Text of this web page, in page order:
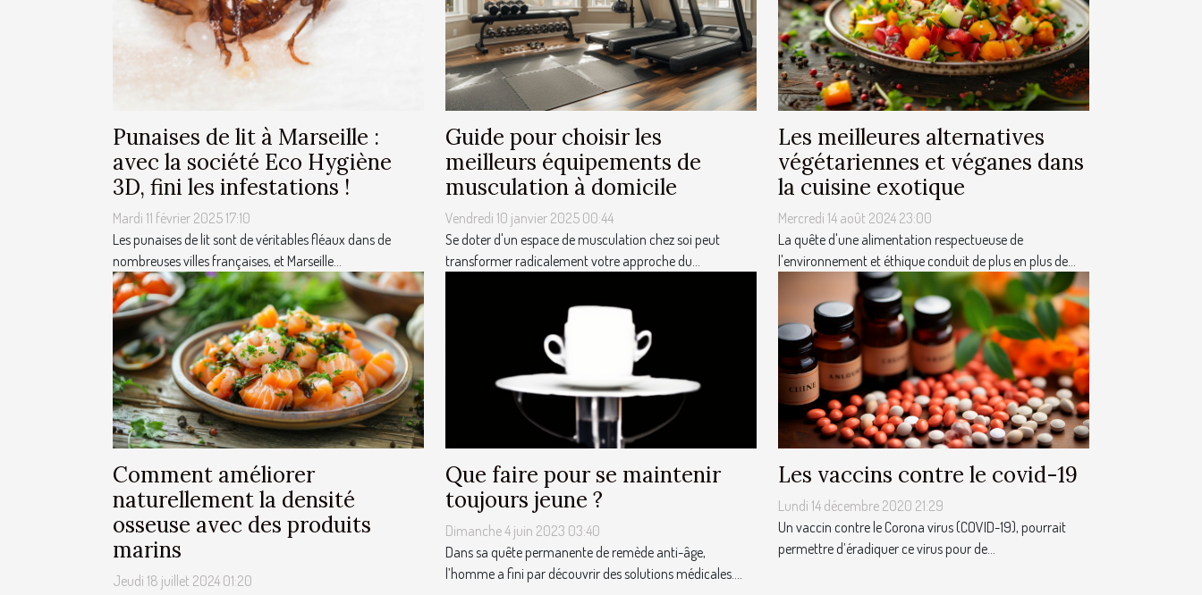
Punaises de lit à Marseille :
avec la société Eco Hygiène
3D, fini les infestations !
Mardi 11 février 2025 17:10
Les punaises de lit sont de véritables fléaux dans de
nombreuses villes françaises, et Marseille...
Guide pour choisir les
meilleurs équipements de
musculation à domicile
Vendredi 10 janvier 2025 00:44
Se doter d'un espace de musculation chez soi peut
transformer radicalement votre approche du...
Les meilleures alternatives
végétariennes et véganes dans
la cuisine exotique
Mercredi 14 août 2024 23:00
La quête d'une alimentation respectueuse de
l'environnement et éthique conduit de plus en plus de...
Comment améliorer
naturellement la densité
osseuse avec des produits
marins
Jeudi 18 juillet 2024 01:20
Que faire pour se maintenir
toujours jeune ?
Dimanche 4 juin 2023 03:40
Dans sa quête permanente de remède anti-âge,
l’homme a fini par découvrir des solutions médicales....
Les vaccins contre le covid-19
Lundi 14 décembre 2020 21:29
Un vaccin contre le Corona virus (COVID-19), pourrait
permettre d’éradiquer ce virus pour de...